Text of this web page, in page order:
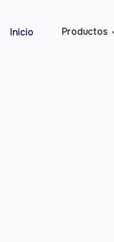
Inicio Productos